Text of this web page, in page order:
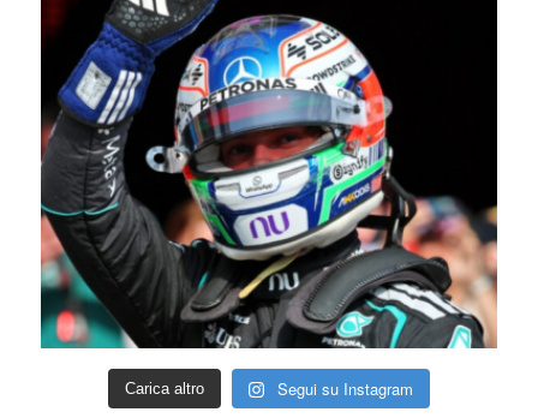
Carica altro Segui su Instagram